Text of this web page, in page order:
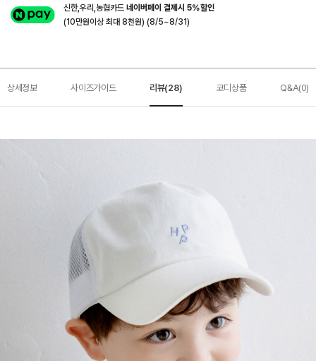
신한,우리,농협카드네이버페이 결제시 5%할인
(10만원이상 최대 8천원) (8/5~8/31)
상세정보 사이즈가이드 리뷰(28) 코디상품 Q&A(0)